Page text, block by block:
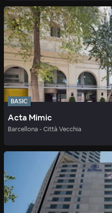
BASIC
Acta Mimic
Barcellona - Città Vecchia